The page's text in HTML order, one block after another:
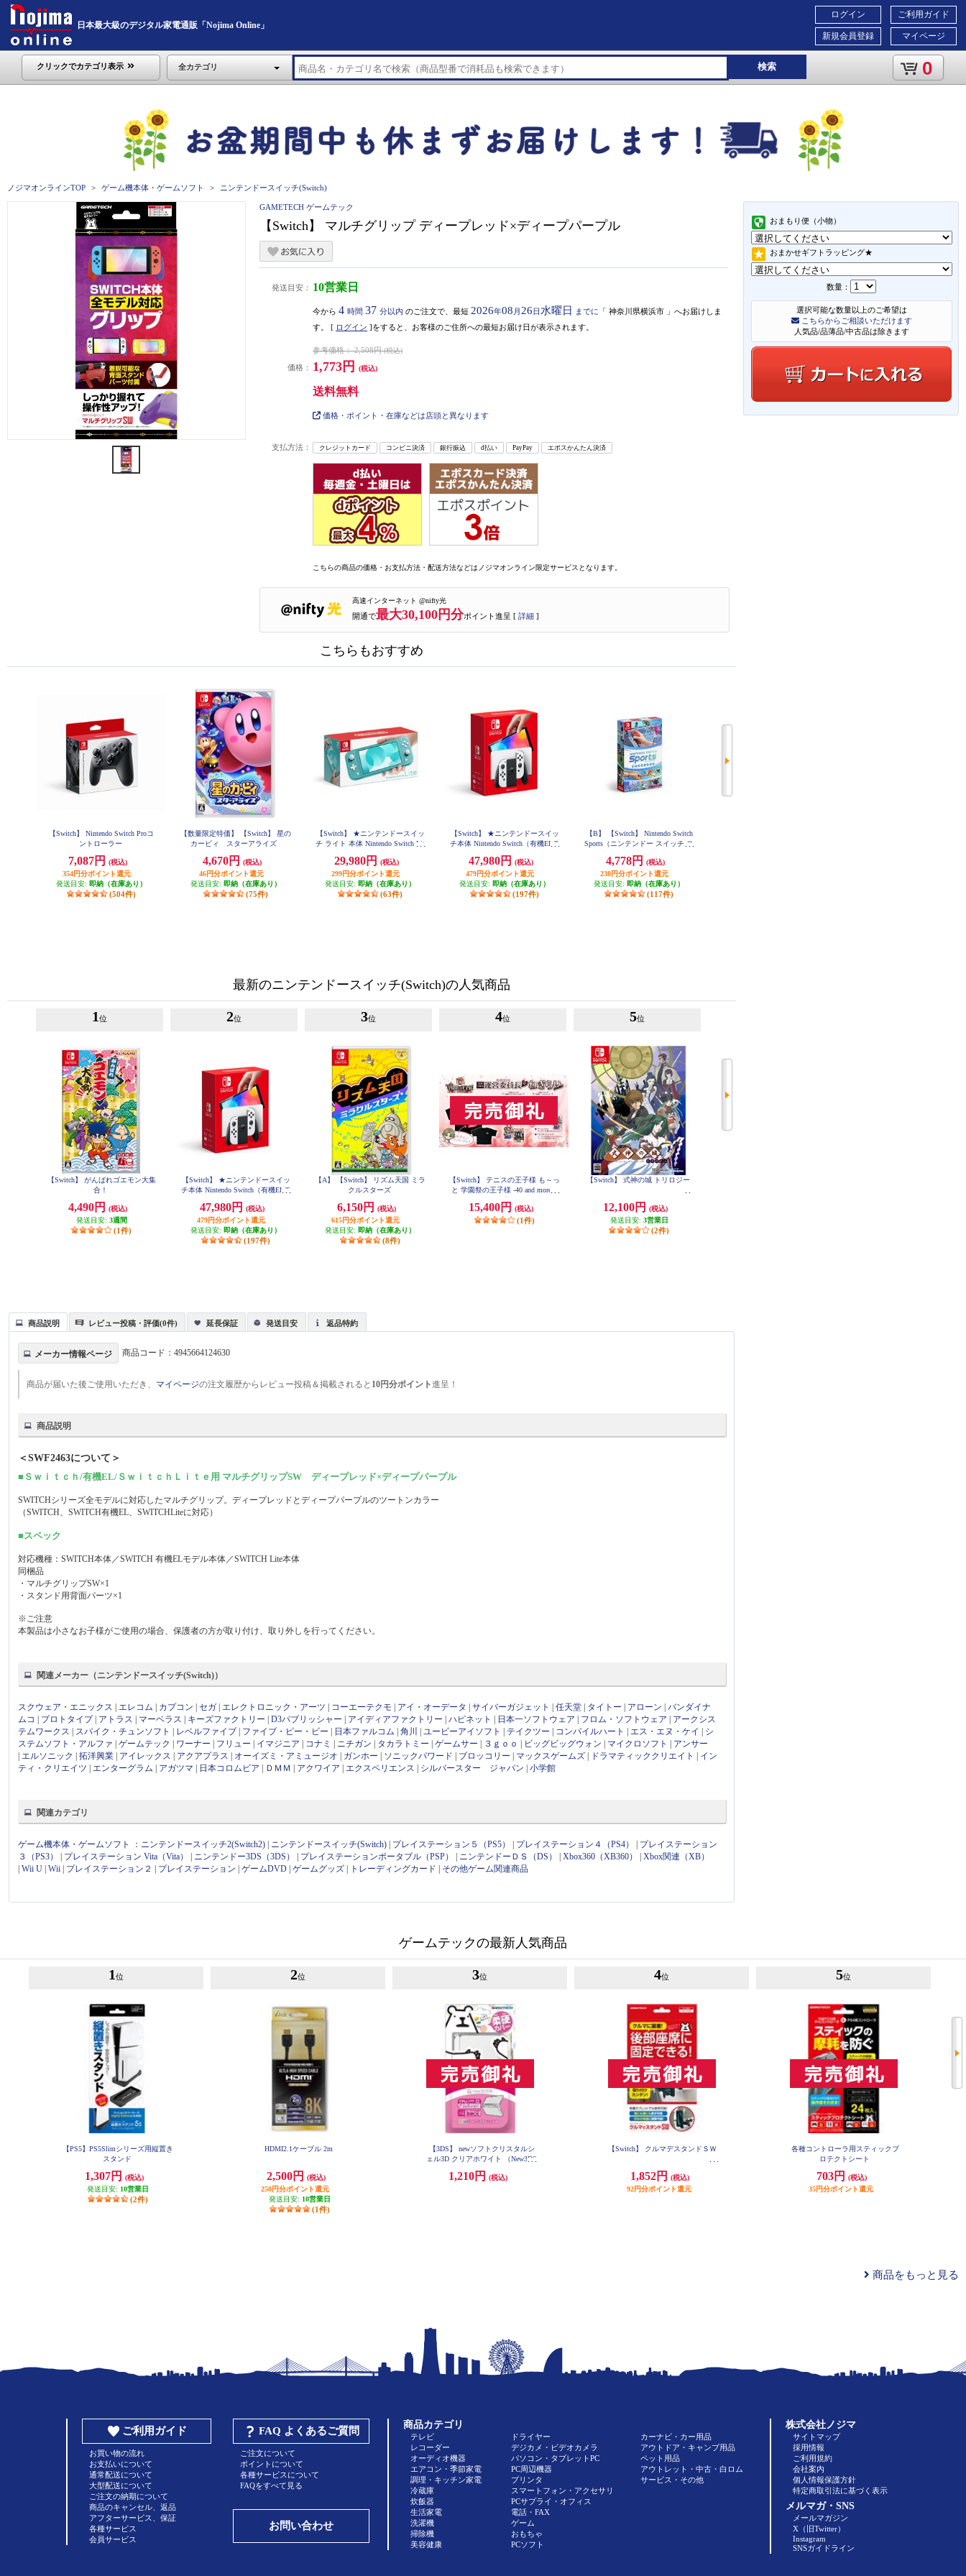
日本最大級のデジタル家電通販「Nojima Online」
ご利用ガイド
マイページ
ログイン
新規会員登録
クリックでカテゴリ表示 全カテゴリ 検索 0
ノジマオンラインTOP ゲーム機本体・ゲームソフト ニンテンドースイッチ(Switch)
おまもり便（小物）
おまかせギフトラッピング★
数量：
選択可能な数量以上のご希望は
こちらからご相談いただけます
人気品/品薄品/中古品は除きます
GAMETECH ゲームテック
【Switch】 マルチグリップ ディープレッド×ディープパープル
発送目安： 10営業日
今から 4 時間 37 分以内 のご注文で、最短 2026年08 月 26日 水曜日 までに 「 神奈川県横浜市 」 へお届けしま
す。 [ ログイン ]をすると、お客様のご住所への最短お届け日が表示されます。
価格：
参考価格： 2,508円(税込)
1,773円 (税込)
送料無料
価格・ポイント・在庫などは店頭と異なります
支払方法： クレジットカード コンビニ決済 銀行振込 d払い PayPay エポスかんたん決済
こちらの商品の価格・お支払方法・配送方法などはノジマオンライン限定サービスとなります。
高速インターネット @nifty光
開通で最大30,100円分ポイント進呈 [ 詳細 ]
こちらもおすすめ
【Switch】 Nintendo Switch Proコ
ントローラー
7,087円
(税込)
354円分ポイント還元
発送目安: 即納（在庫あり）
(504件)
【数量限定特価】 【Switch】 星の
カービィ スターアライズ
4,670円
(税込)
46円分ポイント還元
発送目安: 即納（在庫あり）
(75件)
【Switch】 ★ニンテンドースイッ
チ ライト 本体 Nintendo Switch Lit
29,980円
(税込)
299円分ポイント還元
発送目安: 即納（在庫あり）
(63件)
【Switch】 ★ニンテンドースイッ
チ本体 Nintendo Switch（有機ELモ
47,980円
(税込)
479円分ポイント還元
発送目安: 即納（在庫あり）
(197件)
【B】 【Switch】 Nintendo Switch
Sports（ニンテンドー スイッチ ス
4,778円
(税込)
238円分ポイント還元
発送目安: 即納（在庫あり）
(117件)
最新のニンテンドースイッチ(Switch)の人気商品
1 位
【Switch】 がんばれゴエモン大集
合！
4,490円
(税込)
発送目安: 3週間
(1件)
2位
【Switch】 ★ニンテンドースイッ
チ本体 Nintendo Switch（有機ELモ
47,980円
(税込)
479円分ポイント還元
発送目安: 即納（在庫あり）
(197件)
3位
【A】 【Switch】 リズム天国 ミラ
クルスターズ
6,150円
(税込)
615円分ポイント還元
発送目安: 即納（在庫あり）
(8件)
4位
【Switch】 テニスの王子様 も～っ
と 学園祭の王子様 -40 and more...
らいエディション
15,400円 (税込)
(1件)
5位
【Switch】 式神の城 トリロジー
12,100円
(税込)
発送目安: 3営業日
(2件)
商品説明 レビュー投稿・評価(0件) 延長保証 発送目安 返品特約
メーカー情報ページ 商品コード：4945664124630
商品が届いた後ご使用いただき、 マイページの注文履歴からレビュー投稿＆掲載されると 10円分ポイント進呈！
商品説明
＜SWF2463について＞
■Ｓｗｉｔｃｈ/有機EL/ＳｗｉｔｃｈＬｉｔｅ用 マルチグリップSW ディープレッド×ディープパープル
SWITCHシリーズ全モデルに対応したマルチグリップ。ディープレッドとディープパープルのツートンカラー
（SWITCH、SWITCH有機EL、SWITCHLiteに対応）
■スペック
対応機種：SWITCH本体／SWITCH 有機ELモデル本体／SWITCH Lite本体
同梱品
・マルチグリップSW×1
・スタンド用背面パーツ×1
※ご注意
本製品は小さなお子様がご使用の場合、保護者の方が取り付け、取り外しを行ってください。
関連メーカー（ニンテンドースイッチ(Switch)）
スクウェア・エニックス エレコム カプコン |セガ エレクトロニック・アーツ コーエーテクモ アイ・オーデータ |サイバーガジェット |任天堂 タイトー アローン |バンダイナ
ムコ
プロトタイプ| アトラス マーベラス キーズファクトリー |D3パブリッシャー アイディアファクトリー |ハピネット 日本一ソフトウェア フロム・ソフトウェア
アークシス
テムワークス
スパイク・チュンソフト レベルファイブ ファイブ・ピー・ビー 日本ファルコム |角川 |ユービーアイソフト テイクツー コンパイルハート エス・エヌ・ケイ
シ
ステムソフト・アルファ |ゲームテック ワーナー フリュー イマジニア コナミ ニチガン タカラトミー |ゲームサー ３ｇｏｏ ビッグビッグウォン マイクロソフト
アンサー
エルソニック |拓洋興業 アイレックス アクアプラス オーイズミ・アミュージオ ガンホー ソニックパワード ブロッコリー マックスゲームズ ドラマティッククリエイト
イン
ティ・クリエイツ
エンターグラム アガツマ 日本コロムビア ＤＭＭ アクワイア エクスペリエンス シルバースター ジャパン |小学館
関連カテゴリ
ゲーム機本体・ゲームソフト ： ニンテンドースイッチ2(Switch2) ニンテンドースイッチ(Switch) プレイステーション５（PS5） プレイステーション４（PS4）
プレイステーション
３（PS3）
プレイステーション Vita（Vita） ニンテンドー3DS（3DS） プレイステーションポータブル（PSP） ニンテンドーＤＳ（DS） |Xbox360（XB360） |Xbox関連（XB）
|Wii U |Wii プレイステーション２ プレイステーション |ゲームDVD |ゲームグッズ トレーディングカード その他ゲーム関連商品
ゲームテックの最新人気商品
1 位
【PS5】PS5Slimシリーズ用縦置き
スタンド
1,307円
(税込)
発送目安: 10営業日
(2件)
2位
HDMI2.1ケーブル 2m
2,500円
(税込)
250円分ポイント還元
発送目安: 10営業日
(1件)
3位
【3DS】 newソフトクリスタルシ
ェル3D クリアホワイト （New3DS
1,210円 (税込)
4位
【Switch】 クルマデスタンドＳＷ
1,852円
(税込)
92円分ポイント還元
5位
各種コントローラ用スティックプ
ロテクトシート
703円
(税込)
35円分ポイント還元
商品をもっと見る
ご利用ガイド
お買い物の流れ
お支払いについて
通常配送について
大型配送について
ご注文の納期について
商品のキャンセル、返品
アフターサービス、保証
各種サービス
会員サービス
FAQ よくあるご質問
ご注文について
ポイントについて
各種サービスについて
FAQをすべて見る
お問い合わせ
商品カテゴリ
テレビ
レコーダー
オーディオ機器
エアコン・季節家電
調理・キッチン家電
冷蔵庫
炊飯器
生活家電
洗濯機
掃除機
美容健康
ドライヤー
デジカメ・ビデオカメラ
パソコン・タブレットPC
PC周辺機器
プリンタ
スマートフォン・アクセサリ
PCサプライ・オフィス
電話・FAX
ゲーム
おもちゃ
PCソフト
カーナビ・カー用品
アウトドア・キャンプ用品
ペット用品
アウトレット・中古・白ロム
サービス・その他
株式会社ノジマ
サイトマップ
採用情報
ご利用規約
会社案内
個人情報保護方針
特定商取引法に基づく表示
メルマガ・SNS
メールマガジン
X（旧Twitter）
Instagram
SNSガイドライン